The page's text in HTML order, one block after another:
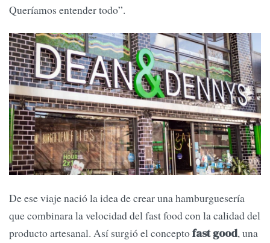
Queríamos entender todo”.
De ese viaje nació la idea de crear una hamburguesería
que combinara la velocidad del fast food con la calidad del
producto artesanal. Así surgió el conceptofast good, una